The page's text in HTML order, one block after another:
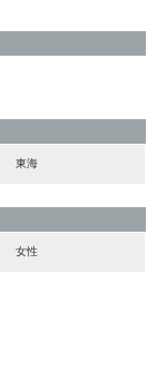
東海
女性